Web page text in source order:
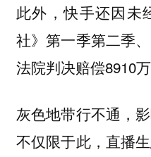
此外，快手还因未
社》第一季第二季
法院判决赔偿8910万
灰色地带行不通，
不仅限于此，直播